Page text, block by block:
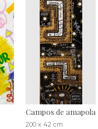
Campos de amapola
200 x 42 cm